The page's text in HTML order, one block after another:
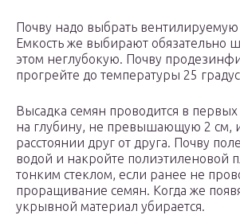
Почву надо выбрать
Емкость же выбирают обязательно
этом неглубокую. Почву
прогрейте до температуры 25
Высадка семян проводится в первых
на глубину, не превышающую 2 см,
расстоянии друг от друга. Почву
водой и накройте полиэтиленовой
тонким стеклом, если ранее не
проращивание семян. Когда же
укрывной материал убирается.